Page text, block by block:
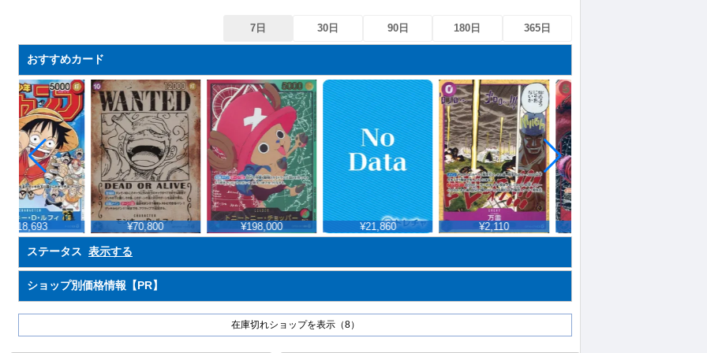
7日 30日 90日 180日 365日
おすすめカード
¥18,693 ¥70,800 ¥198,000 ¥21,860 ¥2,110
ステータス 表示する
ショップ別価格情報【PR】
在庫切れショップを表示（8）